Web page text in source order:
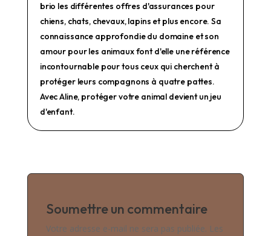
brio les différentes offres d'assurances pour
chiens, chats, chevaux, lapins et plus encore. Sa
connaissance approfondie du domaine et son
amour pour les animaux font d'elle une référence
incontournable pour tous ceux qui cherchent à
protéger leurs compagnons à quatre pattes.
Avec Aline, protéger votre animal devient un jeu
d'enfant.
Soumettre un commentaire
Votre adresse e-mail ne sera pas publiée. Les